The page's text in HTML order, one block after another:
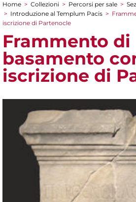
Tu sei qui
Home > Collezioni > Percorsi per sale >
> Introduzione al Templum Pacis >
iscrizione di Partenocle
Frammento di
basamento
iscrizione di